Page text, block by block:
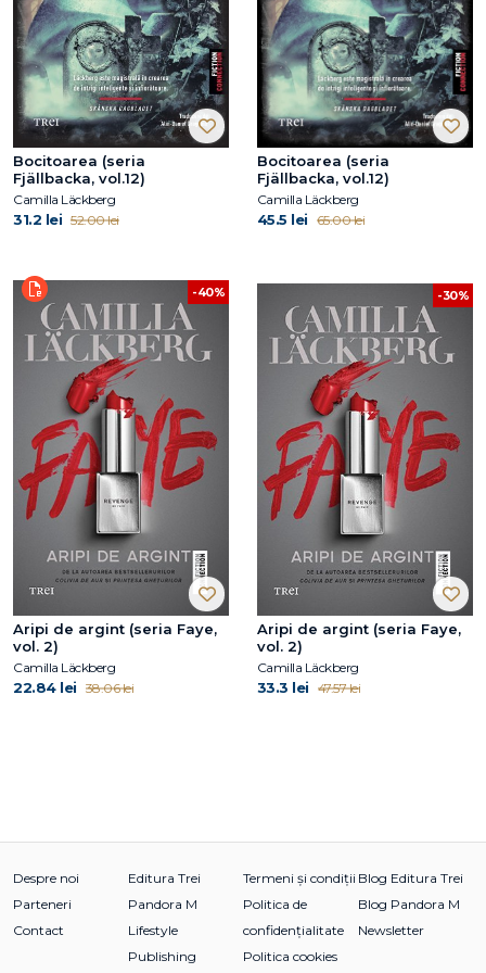
Bocitoarea (seria
Fjällbacka, vol.12)
Camilla Läckberg
31.2 lei 52.00 lei
Bocitoarea (seria
Fjällbacka, vol.12)
Camilla Läckberg
45.5 lei 65.00 lei
-40%
Aripi de argint (seria Faye,
vol. 2)
Camilla Läckberg
22.84 lei 38.06 lei
-30%
Aripi de argint (seria Faye,
vol. 2)
Camilla Läckberg
33.3 lei 47.57 lei
Despre noi
Parteneri
Contact
Editura Trei
Pandora M
Lifestyle
Publishing
Termeni și condiții
Politica de
confidențialitate
Politica cookies
Blog Editura Trei
Blog Pandora M
Newsletter